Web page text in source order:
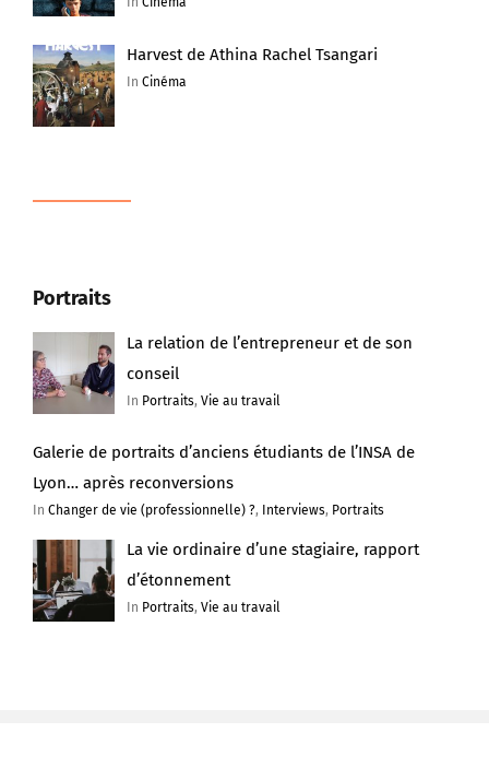
Harvest de Athina Rachel Tsangari
InCinéma
Portraits
La relation de l’entrepreneur et de son
conseil
In Portraits,Vie au travail
Galerie de portraits d’anciens étudiants de l’INSA de
Lyon… après reconversions
In Changer de vie (professionnelle) ?, Interviews, Portraits
La vie ordinaire d’une stagiaire, rapport
d’étonnement
In Portraits,Vie au travail